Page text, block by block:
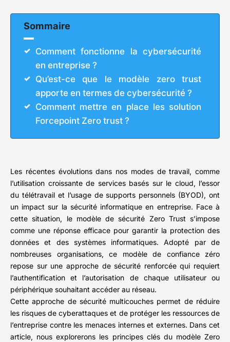
Sommaire
Comment fonctionne la cybersécurité
en entreprise ?
Qu’est-ce que le modèle zero trust
apporte en termes de cybersécurité ?
Comment mettre en place les solution
Forcepoint Zero trust ?
Les récentes évolutions dans nos modes de travail, comme
l’utilisation croissante de services basés sur le cloud, l’essor
du télétravail et l’usage de supports personnels (BYOD), ont
un impact sur la sécurité informatique en entreprise. Face à
cette situation, le modèle de sécurité Zero Trust s’impose
comme une réponse efficace pour garantir la protection des
données et des systèmes informatiques. Adopté par de
nombreuses organisations, ce modèle de confiance zéro
repose sur une approche de sécurité renforcée qui requiert
l’authentification et l’autorisation de chaque utilisateur ou
périphérique souhaitant accéder au réseau.
Cette approche de sécurité multicouches permet de réduire
les risques de cyberattaques et de protéger les ressources de
l’entreprise contre les menaces internes et externes. Dans cet
article, nous explorerons les principes clés du modèle Zero